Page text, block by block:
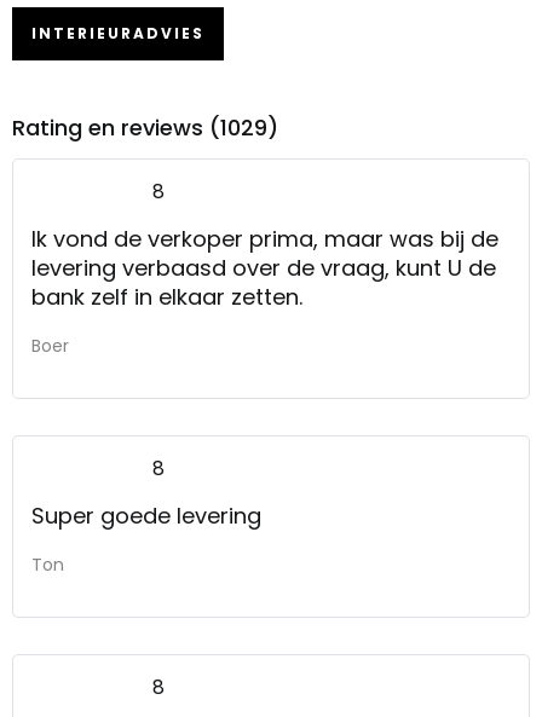
INTERIEURADVIES
Rating en reviews (1029)
8
Ik vond de verkoper prima, maar was bij de
levering verbaasd over de vraag, kunt U de
bank zelf in elkaar zetten.
Boer
8
Super goede levering
Ton
8